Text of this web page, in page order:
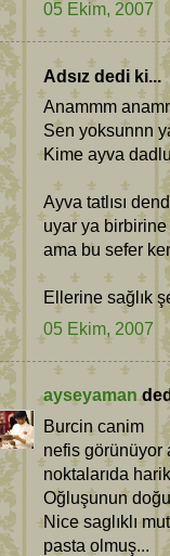
05 Ekim, 2007
Adsız dedi ki...
Anammm
Sen yoksunnn
Kime ayva
Ayva tatlısı
uyar ya birbirine
ama bu sefer
Ellerine sağlık
05 Ekim, 2007
ayseyaman
Burcin canim
nefis görünüyor
noktalarıda
Oğluşunun
Nice saglıklı
pasta olmuş...